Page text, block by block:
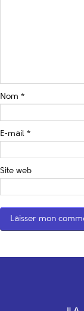
Nom *
E-mail *
Site web